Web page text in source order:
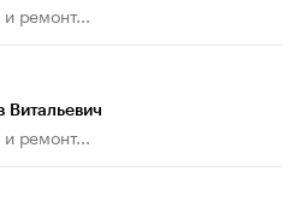
ремонт...
Витальевич
ремонт...